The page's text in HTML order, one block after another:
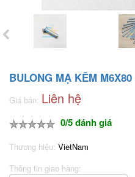
BULONG MẠ KẼM M6X80
Giá bán: Liên hệ
0/5 đánh giá
Thương hiệu: VietNam
Thông tin giao hàng: